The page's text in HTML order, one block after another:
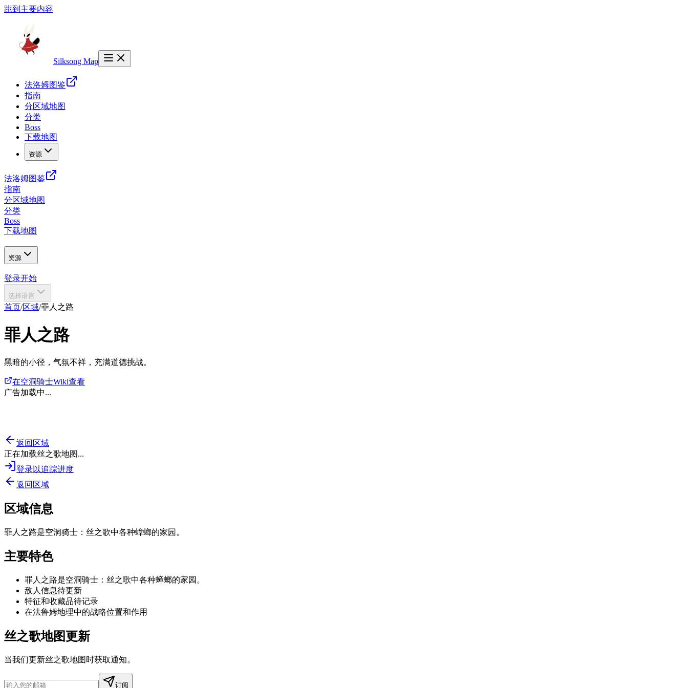
跳到主要内容
Silksong Map
法洛姆图鉴
指南
分区域地图
分类
Boss
下载地图
资源
法洛姆图鉴
指南
分区域地图
分类
Boss
下载地图
资源
登录开始
选择语言
首页/区域/罪人之路
罪人之路
黑暗的小径，气氛不祥，充满道德挑战。
在空洞骑士Wiki查看
广告加载中...
返回区域
正在加载丝之歌地图...
登录以追踪进度
返回区域
区域信息
罪人之路是空洞骑士：丝之歌中各种蟑螂的家园。
主要特色
罪人之路是空洞骑士：丝之歌中各种蟑螂的家园。
敌人信息待更新
特征和收藏品待记录
在法鲁姆地理中的战略位置和作用
丝之歌地图更新
当我们更新丝之歌地图时获取通知。
订阅